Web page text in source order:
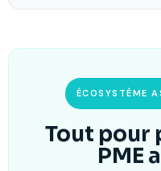
ÉCOSYSTÈME
Tout pour
PME